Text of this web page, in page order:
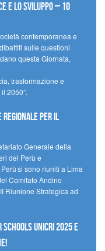
e lo sviluppo – 10
contemporanea e
sulle questioni
questa Giornata,
trasformazione e
2050”.
regionale per il
Generale della
del Perù e
si sono riuniti a Lima
Comitato Andino
Riunione Strategica ad
UNICRI 2025 e